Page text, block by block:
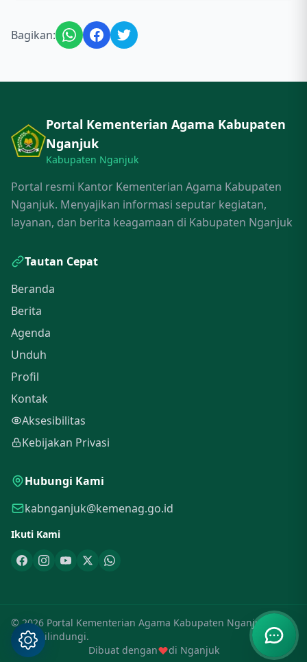
Bagikan:
Portal Kementerian Agama Kabupaten
Nganjuk
Kabupaten Nganjuk
Portal resmi Kantor Kementerian Agama Kabupaten
Nganjuk. Menyajikan informasi seputar kegiatan,
layanan, dan berita keagamaan di Kabupaten Nganjuk
Tautan Cepat
Beranda
Berita
Agenda
Unduh
Profil
Kontak
Aksesibilitas
Kebijakan Privasi
Hubungi Kami
kabnganjuk@kemenag.go.id
Ikuti Kami
© 2026 Portal Kementerian Agama Kabupaten Nganjuk. Hak
Cipta Dilindungi.
Dibuat dengan
di Nganjuk